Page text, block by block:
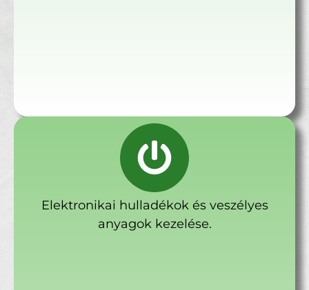
Elektronikai hulladékok és veszélyes
anyagok kezelése.